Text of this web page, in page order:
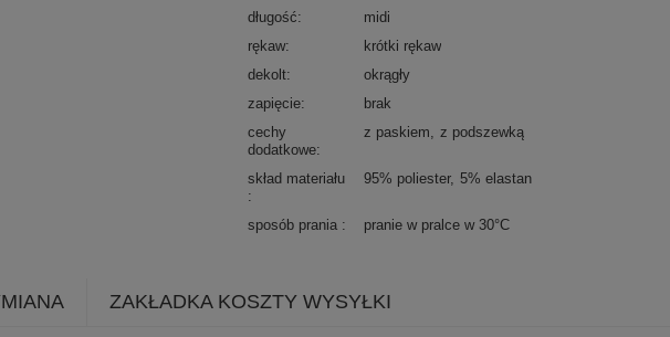
długość
midi
rękaw
krótki rękaw
dekolt
okrągły
zapięcie
brak
cechy
dodatkowe
z paskiem z podszewką
skład materiału 95% poliester 5% elastan
sposób prania pranie w pralce w 30°C
ZAKŁADKA KOSZTY WYSYŁKI